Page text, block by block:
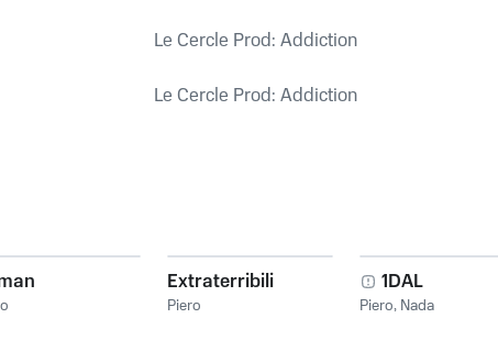
Le Cercle Prod: Addiction
Le Cercle Prod: Addiction
Extraterribili
Piero
1DAL
Piero, Nada